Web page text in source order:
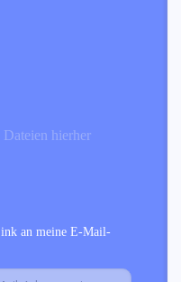
hierher
an meine E-Mail-